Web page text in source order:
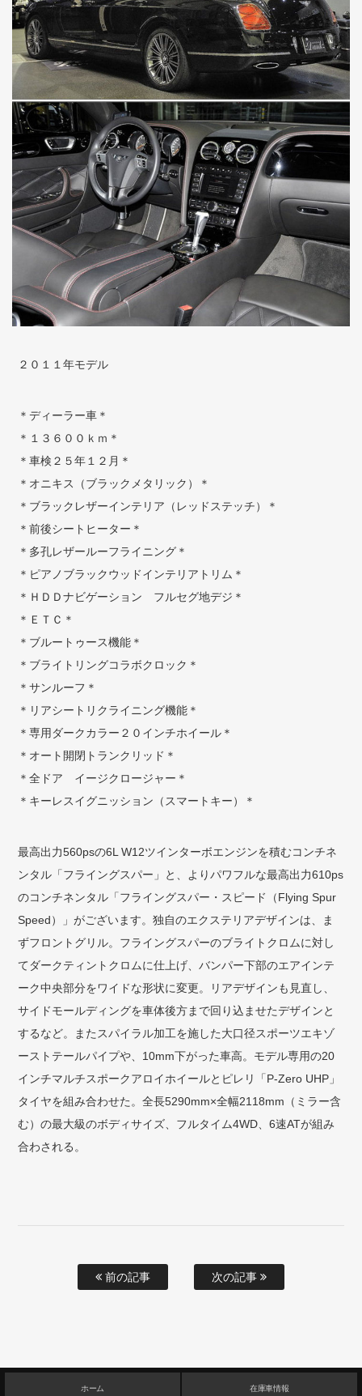
２０１１年モデル
＊ディーラー車＊
＊１３６００ｋｍ＊
＊車検２５年１２月＊
＊オニキス（ブラックメタリック）＊
＊ブラックレザーインテリア（レッドステッチ）＊
＊前後シートヒーター＊
＊多孔レザールーフライニング＊
＊ピアノブラックウッドインテリアトリム＊
＊ＨＤＤナビゲーション フルセグ地デジ＊
＊ＥＴＣ＊
＊ブルートゥース機能＊
＊ブライトリングコラボクロック＊
＊サンルーフ＊
＊リアシートリクライニング機能＊
＊専用ダークカラー２０インチホイール＊
＊オート開閉トランクリッド＊
＊全ドア イージクロージャー＊
＊キーレスイグニッション（スマートキー）＊
最高出力560psの6L W12ツインターボエンジンを積むコンチネ
ンタル「フライングスパー」と、よりパワフルな最高出力610ps
のコンチネンタル「フライングスパー・スピード（Flying Spur
Speed）」がございます。独自のエクステリアデザインは、ま
ずフロントグリル。フライングスパーのブライトクロムに対し
てダークティントクロムに仕上げ、バンパー下部のエアインテ
ーク中央部分をワイドな形状に変更。リアデザインも見直し、
サイドモールディングを車体後方まで回り込ませたデザインと
するなど。またスパイラル加工を施した大口径スポーツエキゾ
ーストテールパイプや、10mm下がった車高。モデル専用の20
インチマルチスポークアロイホイールとピレリ「P-Zero UHP」
タイヤを組み合わせた。全長5290mm×全幅2118mm（ミラー含
む）の最大級のボディサイズ、フルタイム4WD、6速ATが組み
合わされる。
前の記事 次の記事
ホーム 在庫車情報